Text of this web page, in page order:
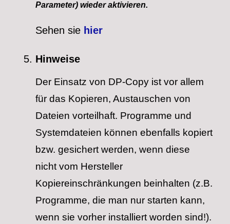
Parameter) wieder aktivieren.
Sehen sie hier
Hinweise
Der Einsatz von DP-Copy ist vor allem
für das Kopieren, Austauschen von
Dateien vorteilhaft. Programme und
Systemdateien können ebenfalls kopiert
bzw. gesichert werden, wenn diese
nicht vom Hersteller
Kopiereinschränkungen beinhalten (z.B.
Programme, die man nur starten kann,
wenn sie vorher installiert worden sind!).